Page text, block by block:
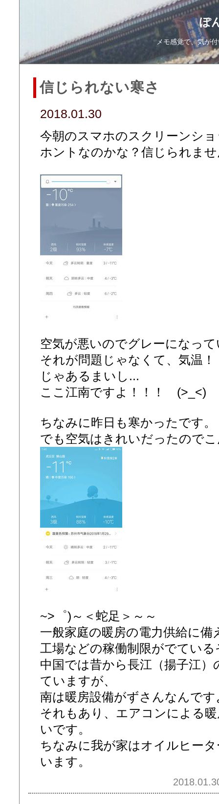
ぽ
メモ感覚で、気が
信じられない寒さ
2018.01.30
今朝のスマホのスクリーンシ
ホントなのかな？信じられま
空気が悪いのでグレーになっ
それが問題じゃなくて、気温
じゃあるまいし...
ここ江南ですよ！！！ (>_<)
ちなみに昨日も寒かったです。
でも空気はきれいだったので
~>゜)～＜蛇足＞～～
一般家庭の暖房の電力供給に備
工場などの稼働制限がでてい
中国では昔から長江（揚子江
ていますが、
南は暖房設備がずさんなんです
それもあり、エアコンによる
いです。
ちなみに我が家はオイルヒー
います。